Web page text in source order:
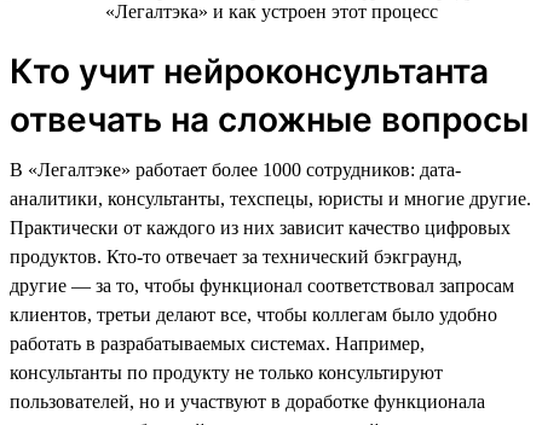
Кто учит нейроконсультанта
отвечать на сложные вопросы
В «Легалтэке» работает более 1000 сотрудников: дата-
аналитики, консультанты, техспецы, юристы и многие другие.
Практически от каждого из них зависит качество цифровых
продуктов. Кто-то отвечает за технический бэкграунд,
другие — за то, чтобы функционал соответствовал запросам
клиентов, третьи делают все, чтобы коллегам было удобно
работать в разрабатываемых системах. Например,
консультанты по продукту не только консультируют
пользователей, но и участвуют в доработке функционала